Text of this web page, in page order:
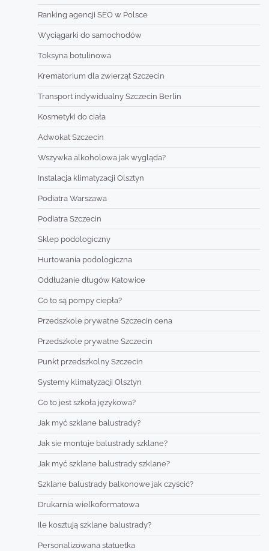
Ranking agencji SEO w Polsce
Wyciągarki do samochodów
Toksyna botulinowa
Krematorium dla zwierząt Szczecin
Transport indywidualny Szczecin Berlin
Kosmetyki do ciała
Adwokat Szczecin
Wszywka alkoholowa jak wygląda?
Instalacja klimatyzacji Olsztyn
Podiatra Warszawa
Podiatra Szczecin
Sklep podologiczny
Hurtowania podologiczna
Oddłużanie długów Katowice
Co to są pompy ciepła?
Przedszkole prywatne Szczecin cena
Przedszkole prywatne Szczecin
Punkt przedszkolny Szczecin
Systemy klimatyzacji Olsztyn
Co to jest szkoła językowa?
Jak myć szklane balustrady?
Jak sie montuje balustrady szklane?
Jak myć szklane balustrady szklane?
Szklane balustrady balkonowe jak czyścić?
Drukarnia wielkoformatowa
Ile kosztują szklane balustrady?
Personalizowana statuetka